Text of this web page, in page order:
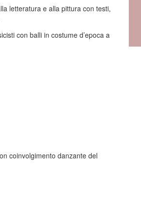
letteratura e alla pittura con testi,
con balli in costume d’epoca a
coinvolgimento danzante del